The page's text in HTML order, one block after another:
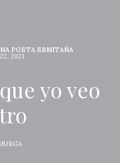
POETA ERMITAÑA
2021
yo veo